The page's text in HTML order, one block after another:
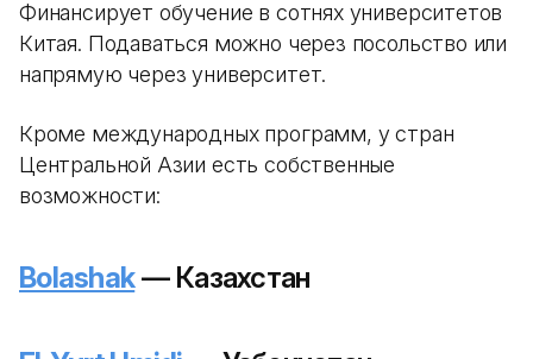
Финансирует обучение в сотнях университетов
Китая. Подаваться можно через посольство или
напрямую через университет.
Кроме международных программ, у стран
Центральной Азии есть собственные
возможности:
Bolashak— Казахстан